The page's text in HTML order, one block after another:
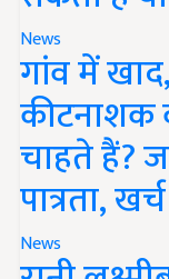
News
गांव में
कीटनाशक
चाहते हैं?
पात्रता,
News